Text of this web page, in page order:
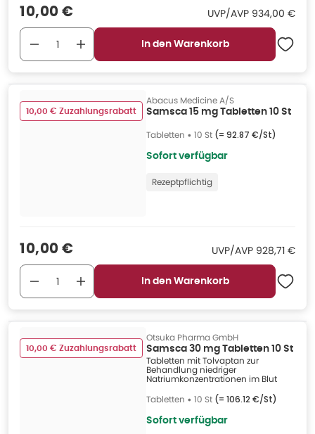
Verkaufspreis
10,00 € UVP/AVP UVP/AVP:
934,00 €
In den Warenkorb
10,00 € Zuzahlungsrabatt
Abacus Medicine A/S
Samsca 15 mg Tabletten 10 St
Tabletten • 10 St (= 92.87 €/St)
Sofort verfügbar
Rezeptpflichtig
Verkaufspreis
10,00 € UVP/AVP UVP/AVP
928,71 €
In den Warenkorb
10,00 € Zuzahlungsrabatt
Otsuka Pharma GmbH
Samsca 30 mg Tabletten 10 St
Tabletten mit Tolvaptan zur
Behandlung niedriger
Natriumkonzentrationen im Blut
Tabletten • 10 St (= 106.12 €/St)
Sofort verfügbar